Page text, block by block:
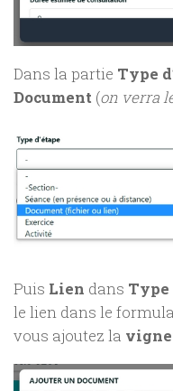
Dans la partie Type
Document (on verra
Puis Lien dans Type
le lien dans le
vous ajoutez la